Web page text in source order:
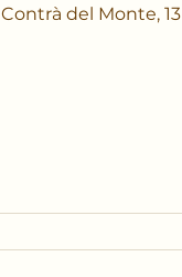
Contrà del Monte, 13